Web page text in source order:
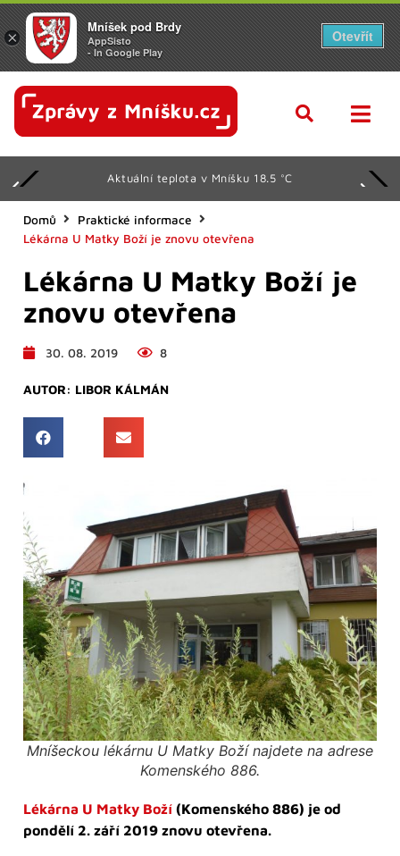
Aktuální teplota v Mníšku 18.5 °C
Domů
Praktické informace
Lékárna U Matky Boží je znovu otevřena
Lékárna U Matky Boží je
znovu otevřena
30. 08. 2019 8
AUTOR: LIBOR KÁLMÁN
Mníšeckou lékárnu U Matky Boží najdete na adrese
Komenského 886.
Lékárna U Matky Boží (Komenského 886) je od
pondělí 2. září 2019 znovu otevřena.
×
Mníšek pod Brdy
AppSisto
- In Google Play
Otevřít